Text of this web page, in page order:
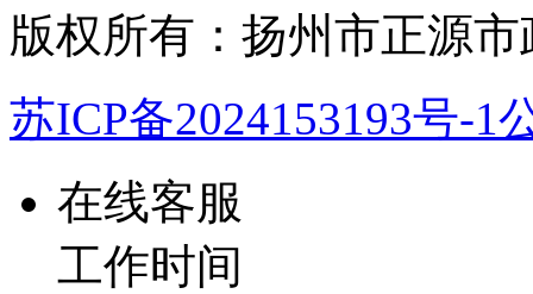
版权所有：扬州市正源
苏ICP备2024153193号-1
在线客服
工作时间